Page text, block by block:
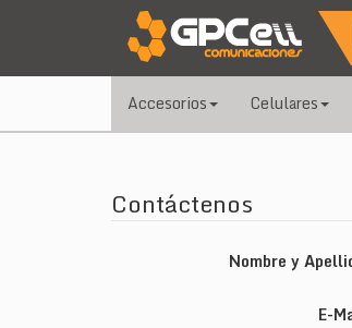
Accesorios Celulares
Contáctenos
Nombre y
E-